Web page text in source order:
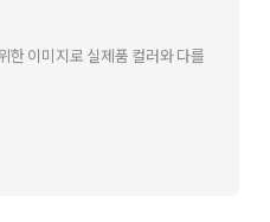
한 이미지로 실제품 컬러와 다를